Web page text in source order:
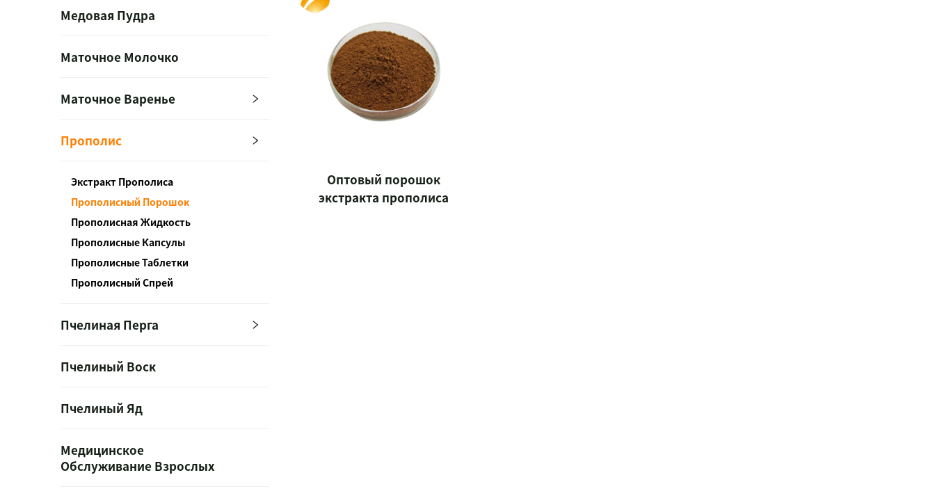
Медовая Пудра
Маточное Молочко
Маточное Варенье
Прополис
Экстракт Прополиса
Прополисный Порошок
Прополисная Жидкость
Прополисные Капсулы
Прополисные Таблетки
Прополисный Спрей
Пчелиная Перга
Пчелиный Воск
Пчелиный Яд
Медицинское
Обслуживание Взрослых
Оптовый порошок
экстракта прополиса